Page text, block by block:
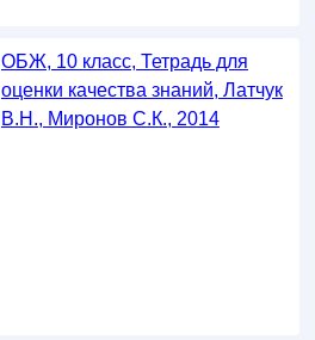
ОБЖ, 10 класс, Тетрадь для
оценки качества знаний, Латчук
В.Н., Миронов С.К., 2014